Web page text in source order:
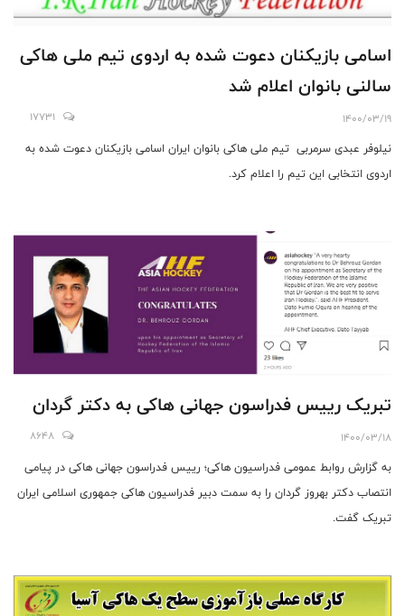
اسامی بازیکنان دعوت شده به اردوی تیم ملی هاکی
سالنی بانوان اعلام شد
1400/03/19
17731
نیلوفر عبدی سرمربی تیم ملی هاکی بانوان ایران اسامی بازیکنان دعوت شده به
اردوی انتخابی این تیم را اعلام کرد.
تبریک رییس فدراسون جهانی هاکی به دکتر گردان
1400/03/18
8648
به گزارش روابط عمومی فدراسیون ها‌کی؛ رییس فدراسون جهانی هاکی در پیامی
انتصاب دکتر بهروز گردان را به سمت دبیر فدراسیون هاکی جمهوری اسلامی ایران
تبریک گفت.